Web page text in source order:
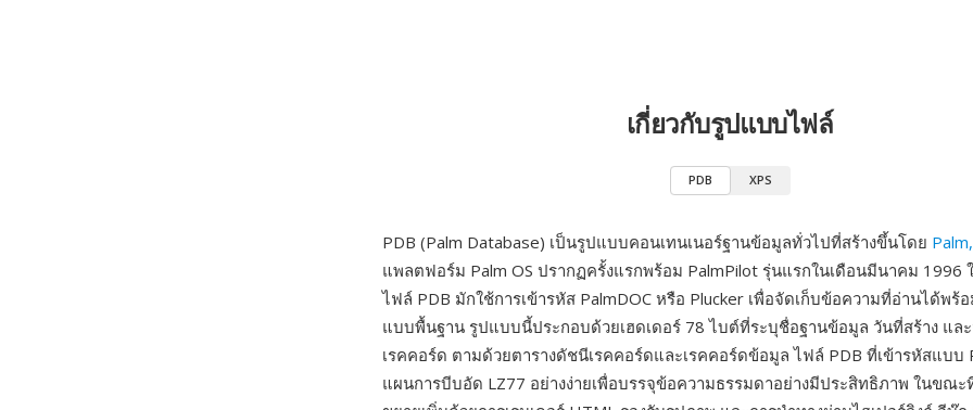
เกี่ยวกับรูปแบบไฟล์
PDB XPS
PDB (Palm Database) เป็นรูปแบบคอนเทนเนอร์ฐานข้อมูลทั่วไปที่สร้างขึ้นโดย
แพลตฟอร์ม Palm OS ปรากฏครั้งแรกพร้อม PalmPilot รุ่นแรกในเดือนมีนาคม 1996
ไฟล์ PDB มักใช้การเข้ารหัส PalmDOC หรือ Plucker เพื่อจัดเก็บข้อความที่อ่านได้พร้
แบบพื้นฐาน รูปแบบนี้ประกอบด้วยเฮดเดอร์ 78 ไบต์ที่ระบุชื่อฐานข้อมูล วันที่สร้าง แล
เรคคอร์ด ตามด้วยตารางดัชนีเรคคอร์ดและเรคคอร์ดข้อมูล ไฟล์ PDB ที่เข้ารหัสแบบ
แผนการบีบอัด LZ77 อย่างง่ายเพื่อบรรจุข้อความธรรมดาอย่างมีประสิทธิภาพ ในขณะ